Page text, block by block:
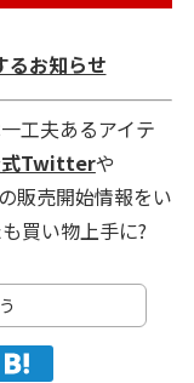
るお知らせ
工夫あるアイテ
式Twitterや
販売開始情報をい
買い物上手に?